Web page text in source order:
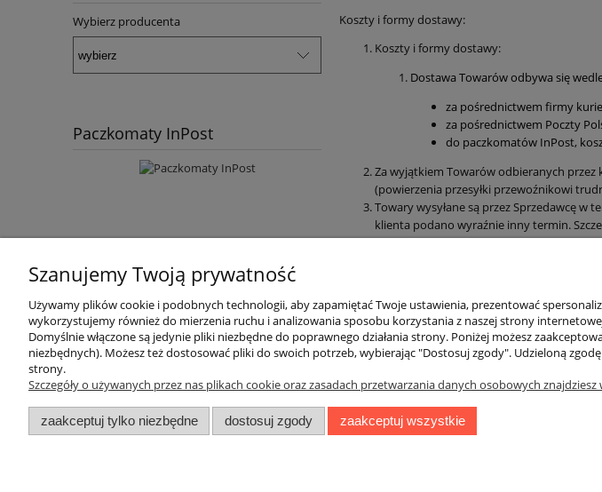
Wybierz producenta
Paczkomaty InPost
Koszty i formy dostawy:
Koszty i formy dostawy:
Dostawa Towarów odbywa się
za pośrednictwem firmy
za pośrednictwem Poczty
do paczkomatów InPost,
Za wyjątkiem Towarów odbieranych przez
(powierzenia przesyłki przewoźnikowi
Towary wysyłane są przez Sprzedawcę w
klienta podano wyraźnie inny termin.
Sprzedawca standardowo obsługuje
Informacje
Zwroty i reklamacje
Płatności i dostawa
Formy płatności
Szanujemy Twoją prywatność
Używamy plików cookie i podobnych technologii, aby zapamiętać Twoje ustawienia, prezentować
wykorzystujemy również do mierzenia ruchu i analizowania sposobu korzystania z naszej strony
Domyślnie włączone są jedynie pliki niezbędne do poprawnego działania strony. Poniżej możesz
niezbędnych). Możesz też dostosować pliki do swoich potrzeb, wybierając "Dostosuj zgody". Udzieloną
strony.
Szczegóły o używanych przez nas plikach cookie oraz zasadach przetwarzania danych osobowych
zaakceptuj tylko niezbędne dostosuj zgody zaakceptuj wszystkie